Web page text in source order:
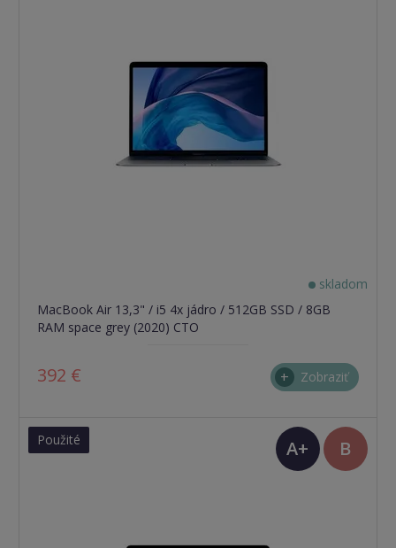
skladom
MacBook Air 13,3" / i5 4x jádro / 512GB SSD / 8GB
RAM space grey (2020) CTO
392 € Zobraziť
Použité
A+
B